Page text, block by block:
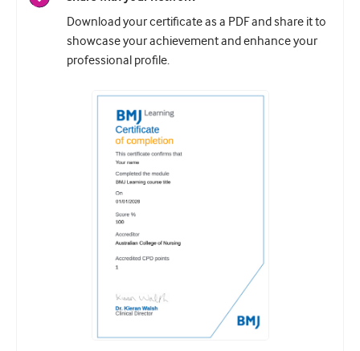
Download your certificate as a PDF and share it to
showcase your achievement and enhance your
professional profile.